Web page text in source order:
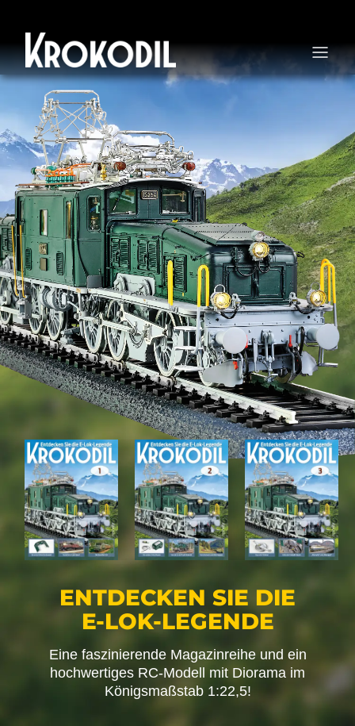
ENTDECKEN SIE DIE
E-LOK-LEGENDE
Eine faszinierende Magazinreihe und ein
hochwertiges RC-Modell mit Diorama im
Königsmaßstab 1:22,5!